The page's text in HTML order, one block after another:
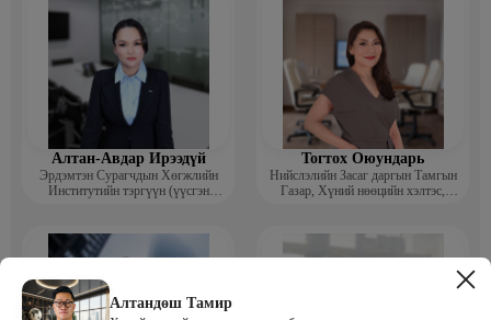
Алтандөш Тамир
Алтан-Авдар Ирээдүй
Эрдэмтэн Сурагчдын Хөгжлийн
Институтийн тэргүүн (үүсгэн
Тогтох Оюундарь
Нийслэлийн Засаг даргын Тамгын
Газар, Хүний нөөцийн хэлтэс,